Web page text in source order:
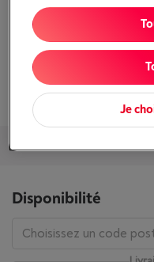
Compartiment
Dimensions (HxLxP):
Afficher toutes les
Disponibilité
Je